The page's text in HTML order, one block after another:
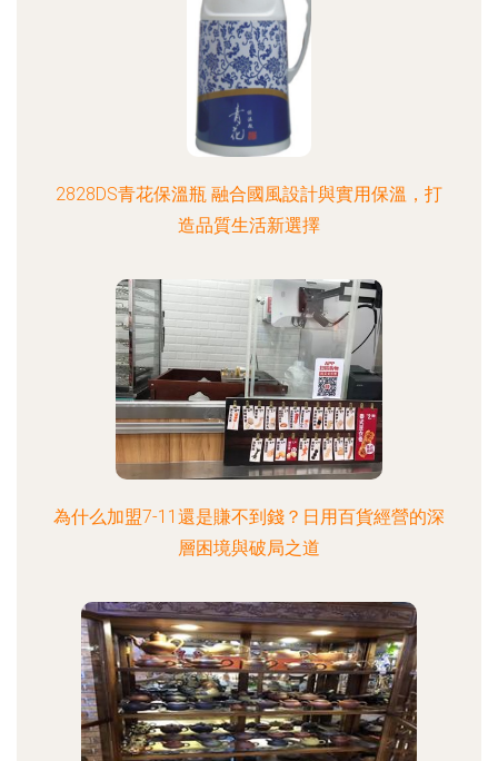
2828DS青花保溫瓶 融合國風設計與實用保溫，打
造品質生活新選擇
為什么加盟7-11還是賺不到錢？日用百貨經營的深
層困境與破局之道